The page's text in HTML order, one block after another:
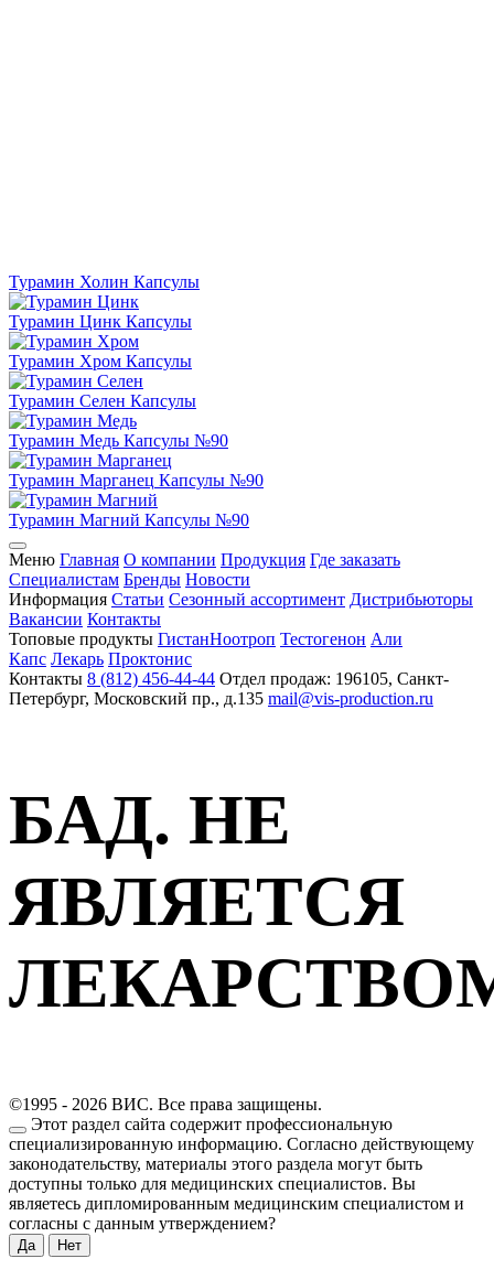
Турамин Холин Капсулы
Турамин Цинк Капсулы
Турамин Хром Капсулы
Турамин Селен Капсулы
Турамин Медь Капсулы №90
Турамин Марганец Капсулы №90
Турамин Магний Капсулы №90
Меню Главная О компании Продукция Где заказать
Специалистам Бренды Новости
Информация Статьи Сезонный ассортимент Дистрибьюторы
Вакансии Контакты
Топовые продукты ГистанНоотроп Тестогенон Али
Капс Лекарь Проктонис
Контакты 8 (812) 456-44-44 Отдел продаж: 196105, Санкт-
Петербург, Московский пр., д.135 mail@vis-production.ru
БАД. НЕ
ЯВЛЯЕТСЯ
©1995 - 2026 ВИС. Все права защищены.
Этот раздел сайта содержит профессиональную
специализированную информацию. Согласно действующему
законодательству, материалы этого раздела могут быть
доступны только для медицинских специалистов. Вы
являетесь дипломированным медицинским специалистом и
согласны с данным утверждением?
Да Нет